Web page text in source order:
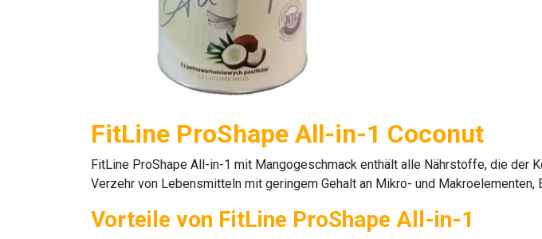
FitLine ProShape All-in-1 Coconut
FitLine ProShape All-in-1 mit Mangogeschmack enthält alle Nährstoffe, die der
Verzehr von Lebensmitteln mit geringem Gehalt an Mikro- und Makroelementen,
Vorteile von FitLine ProShape All-in-1